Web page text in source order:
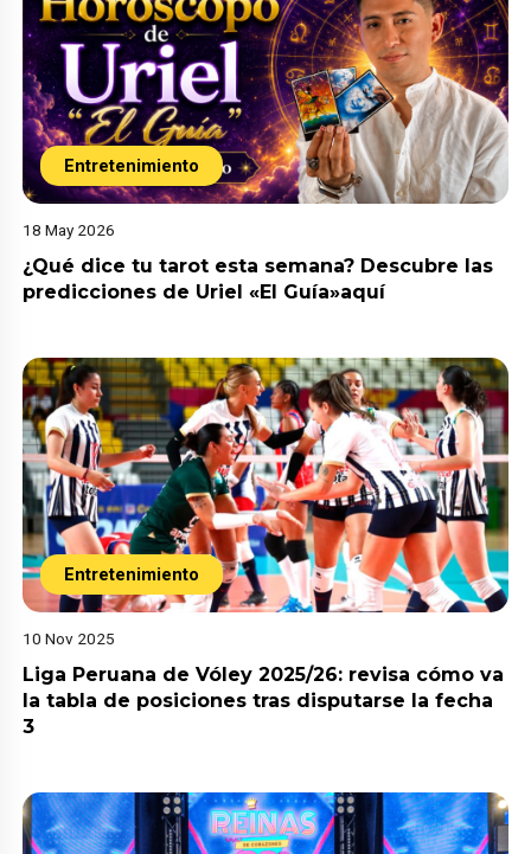
Entretenimiento
18 May 2026
¿Qué dice tu tarot esta semana? Descubre las
predicciones de Uriel «El Guía»aquí
Entretenimiento
10 Nov 2025
Liga Peruana de Vóley 2025/26: revisa cómo va
la tabla de posiciones tras disputarse la fecha
3